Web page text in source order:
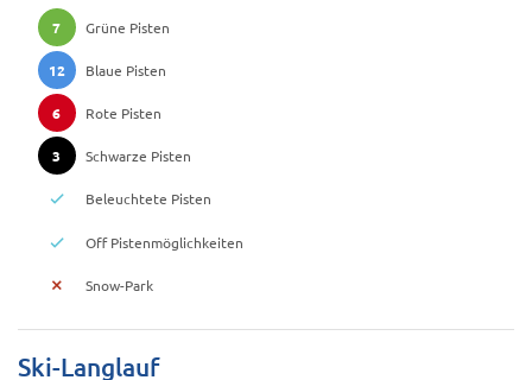
7 Grüne Pisten
12 Blaue Pisten
6 Rote Pisten
3 Schwarze Pisten
Beleuchtete Pisten
Off Pistenmöglichkeiten
Snow-Park
Ski-Langlauf